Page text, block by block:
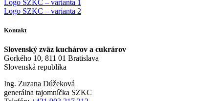
Logo SZKC – varianta 1
Logo SZKC – varianta 2
Kontakt
Slovenský zväz kuchárov a cukrárov
Gorkého 10, 811 01 Bratislava
Slovenská republika
Ing. Zuzana Dúžeková
generálna tajomníčka SZKC